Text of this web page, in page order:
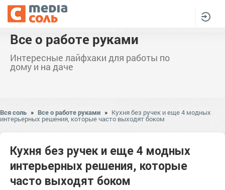
Все о работе руками
Интересные лайфхаки для работы по
дому и на даче
Вся соль » Все о работе руками » Кухня без ручек и еще 4 модных
интерьерных решения, которые часто выходят боком
Кухня без ручек и еще 4 модных
интерьерных решения, которые
часто выходят боком